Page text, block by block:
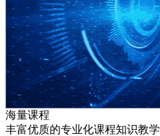
海量课程
丰富优质的专业化课程知识教学